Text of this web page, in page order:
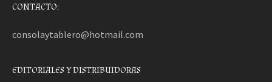
CONTACTO:
consolaytablero@hotmail.com
EDITORIALES Y DISTRIBUIDORAS